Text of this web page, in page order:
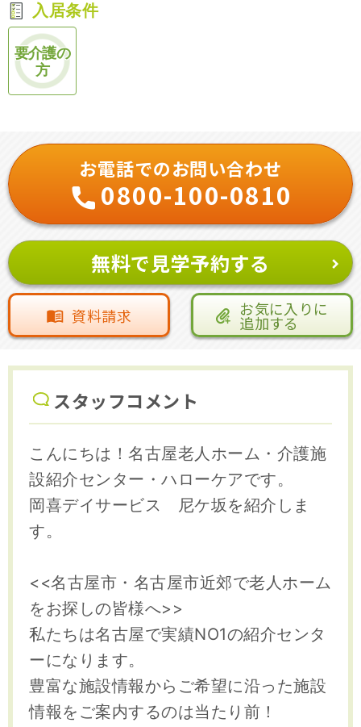
入居条件
要介護の
方
お電話でのお問い合わせ
0800-100-0810
無料で見学予約する
資料請求 お気に入りに
追加する
スタッフコメント
こんにちは！名古屋老人ホーム・介護施
設紹介センター・ハローケアです。
岡喜デイサービス 尼ケ坂を紹介しま
す。
<<名古屋市・名古屋市近郊で老人ホーム
をお探しの皆様へ>>
私たちは名古屋で実績NO1の紹介センタ
ーになります。
豊富な施設情報からご希望に沿った施設
情報をご案内するのは当たり前！